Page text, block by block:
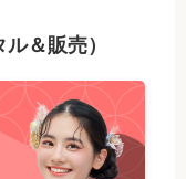
＆販売）